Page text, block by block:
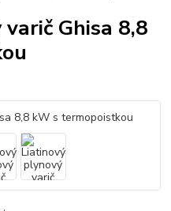
Ghisa 8,8